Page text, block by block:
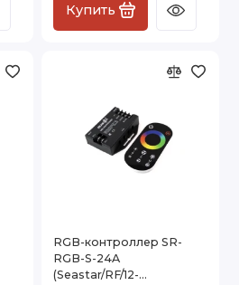
Купить
RGB-контроллер SR-
RGB-S-24A
(Seastar/RF/12-